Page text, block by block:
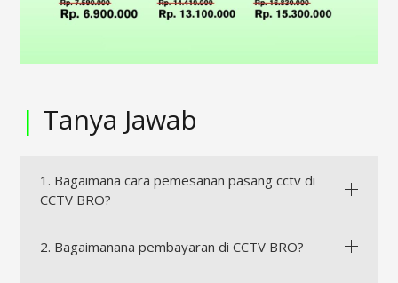
| Tanya Jawab
1. Bagaimana cara pemesanan pasang cctv di
CCTV BRO?
2. Bagaimanana pembayaran di CCTV BRO?